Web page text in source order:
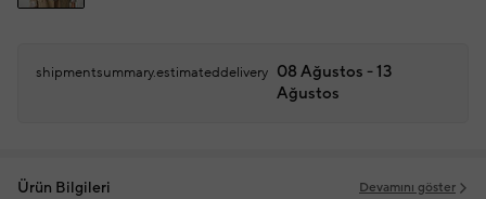
shipmentsummary.estimateddelivery 08 Ağustos - 13
Ağustos
Ürün Bilgileri Devamını göster